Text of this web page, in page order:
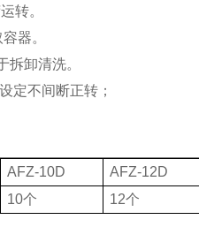
转。
器。
卸清洗。
定不间断正转；
AFZ-10D
AFZ-12D
10个
12个